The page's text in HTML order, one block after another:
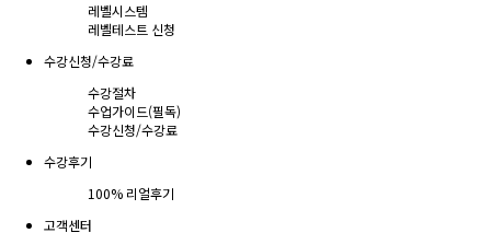
레벨시스템
레벨테스트 신청
수강신청/수강료
수강절차
수업가이드(필독)
수강신청/수강료
수강후기
100% 리얼후기
고객센터